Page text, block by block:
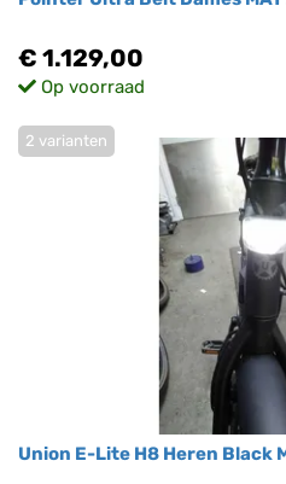
€ 1.129,00
Op voorraad
Union E-Lite H8 Heren Black
2 varianten